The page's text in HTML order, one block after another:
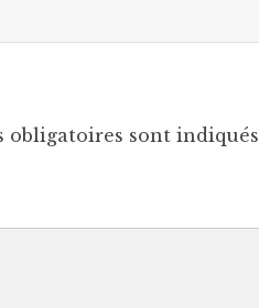
obligatoires sont indiqués